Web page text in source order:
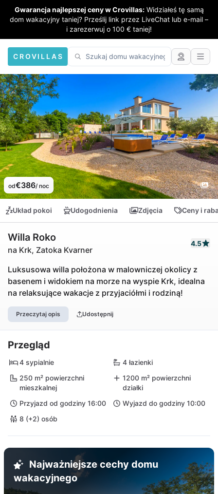
Gwarancja najlepszej ceny w Crovillas: Widziałeś tę samą
dom wakacyjny taniej? Prześlij link przez LiveChat lub e-mail –
i zarezerwuj o 100 € taniej!
CROVILLAS
od€386/ noc
Układ pokoi Udogodnienia Zdjęcia Ceny i
Willa Roko
na Krk, Zatoka Kvarner
4.5
Luksusowa willa położona w malowniczej okolicy z
basenem i widokiem na morze na wyspie Krk, idealna
na relaksujące wakacje z przyjaciółmi i rodziną!
Przeczytaj opis Udostępnij
Przegląd
4 sypialnie
4 łazienki
250 m² powierzchni
mieszkalnej
1200 m² powierzchni
działki
Przyjazd od godziny 16:00
Wyjazd do godziny 10:00
8 (+2) osób
Najważniejsze cechy domu
wakacyjnego